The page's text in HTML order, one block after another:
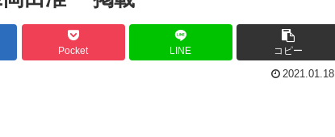
Pocket LINE コピー
2021.01.18